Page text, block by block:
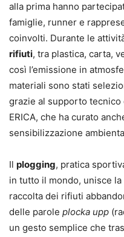
alla prima hanno
famiglie, runner e
coinvolti. Durante le
rifiuti, tra plastica, carta,
così l’emissione in
materiali sono stati
grazie al supporto tecnico
ERICA, che ha curato
sensibilizzazione
Il plogging, pratica
in tutto il mondo, unisce
raccolta dei rifiuti
delle parole plocka upp
un gesto semplice che